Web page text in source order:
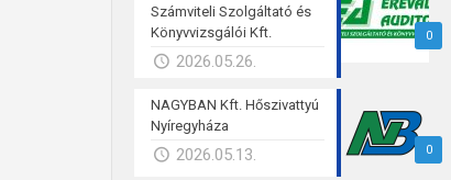
0
Számviteli Szolgáltató és
Könyvvizsgálói Kft.
2026.05.26.
0
NAGYBAN Kft. Hőszivattyú
Nyíregyháza
2026.05.13.